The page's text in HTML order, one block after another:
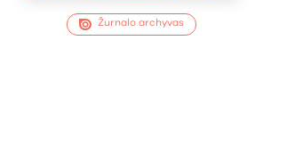
Žurnalo archyvas